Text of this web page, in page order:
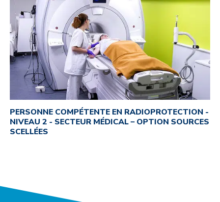
PERSONNE COMPÉTENTE EN RADIOPROTECTION -
NIVEAU 2 - SECTEUR MÉDICAL – OPTION SOURCES
SCELLÉES